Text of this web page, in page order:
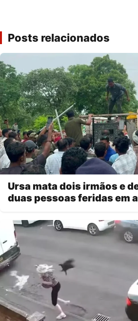
Posts relacionados
Ursa mata dois irmãos e
duas pessoas feridas em